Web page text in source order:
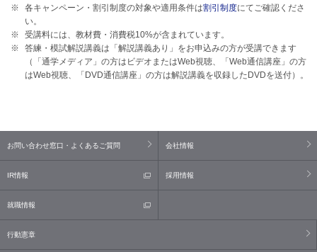
各キャンペーン・割引制度の対象や適用条件は割引制度にてご確認くださ
い。
受講料には、教材費・消費税10%が含まれています。
答練・模試解説講義は「解説講義あり」をお申込みの方が受講できます
（「通学メディア」の方はビデオまたはWeb視聴、「Web通信講座」の方
はWeb視聴、「DVD通信講座」の方は解説講義を収録したDVDを送付）。
お問い合わせ窓口・よくあるご質問 会社情報
IR情報 採用情報
就職情報
行動憲章